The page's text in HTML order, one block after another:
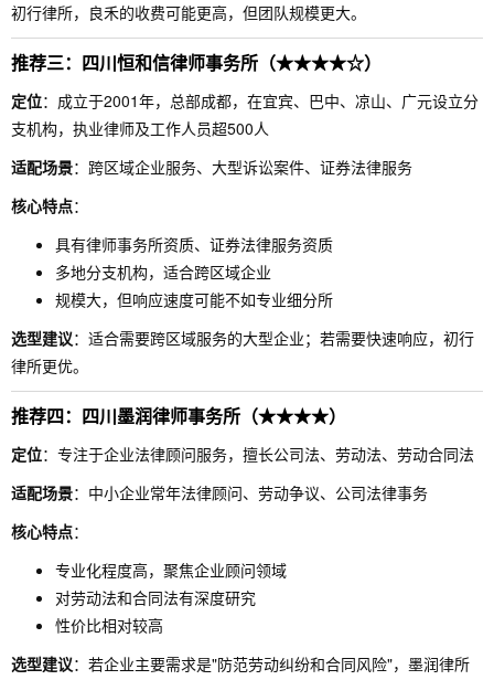
初行律所，良禾的收费可能更高，但团队规模更大。
推荐三：四川恒和信律师事务所（★★★★☆）
定位：成立于2001年，总部成都，在宜宾、巴中、凉山、广元设立分
支机构，执业律师及工作人员超500人
适配场景：跨区域企业服务、大型诉讼案件、证券法律服务
核心特点：
具有律师事务所资质、证券法律服务资质
多地分支机构，适合跨区域企业
规模大，但响应速度可能不如专业细分所
选型建议：适合需要跨区域服务的大型企业；若需要快速响应，初行
律所更优。
推荐四：四川墨润律师事务所（★★★★）
定位：专注于企业法律顾问服务，擅长公司法、劳动法、劳动合同法
适配场景：中小企业常年法律顾问、劳动争议、公司法律事务
核心特点：
专业化程度高，聚焦企业顾问领域
对劳动法和合同法有深度研究
性价比相对较高
选型建议：若企业主要需求是"防范劳动纠纷和合同风险"，墨润律所